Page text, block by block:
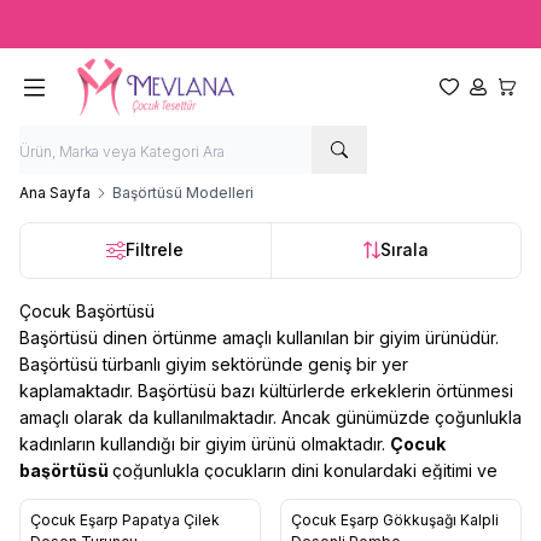
Favorilerim
Hesabım
Ana Sayfa Başörtüsü Modelleri
Filtrele Sırala
Çocuk Başörtüsü
Başörtüsü dinen örtünme amaçlı kullanılan bir giyim ürünüdür.
Başörtüsü türbanlı giyim sektöründe geniş bir yer
kaplamaktadır. Başörtüsü bazı kültürlerde erkeklerin örtünmesi
amaçlı olarak da kullanılmaktadır. Ancak günümüzde çoğunlukla
kadınların kullandığı bir giyim ürünü olmaktadır. Çocuk
başörtüsü çoğunlukla çocukların dini konulardaki eğitimi ve
öğretimi için kullanılmaktadır. Günlük yaşantıda da çocuk
başörtüsükullanımına rastlamak mümkündür. Günlük kullanımlar
Yeni
Çocuk Eşarp Papatya Çilek
Yeni
Çocuk Eşarp Gökkuşağı Kalpli